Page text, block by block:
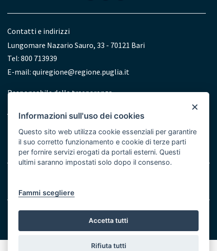
Contatti e indirizzi
Lungomare Nazario Sauro, 33 - 70121 Bari
Tel: 800 713939
E-mail: quiregione@regione.puglia.it
Redazione
Responsabile della trasparenza
Accessibilità
Bottom
© Regione Puglia
×
Informazioni sull'uso dei cookies
Questo sito web utilizza cookie essenziali per garantire
il suo corretto funzionamento e cookie di terze parti
per fornire servizi erogati da portali esterni. Questi
ultimi saranno impostati solo dopo il consenso.
Fammi scegliere
Accetta tutti
Rifiuta tutti